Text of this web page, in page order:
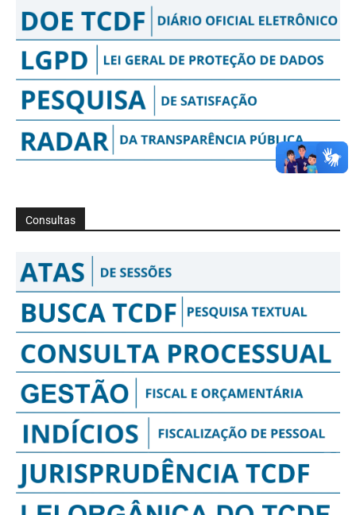
Consultas